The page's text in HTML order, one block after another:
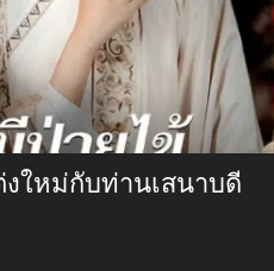
ใหม่กับท่านเสนาบดี